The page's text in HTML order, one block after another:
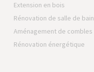
Extension en bois
Rénovation de salle de bain
Aménagement de combles
Rénovation énergétique